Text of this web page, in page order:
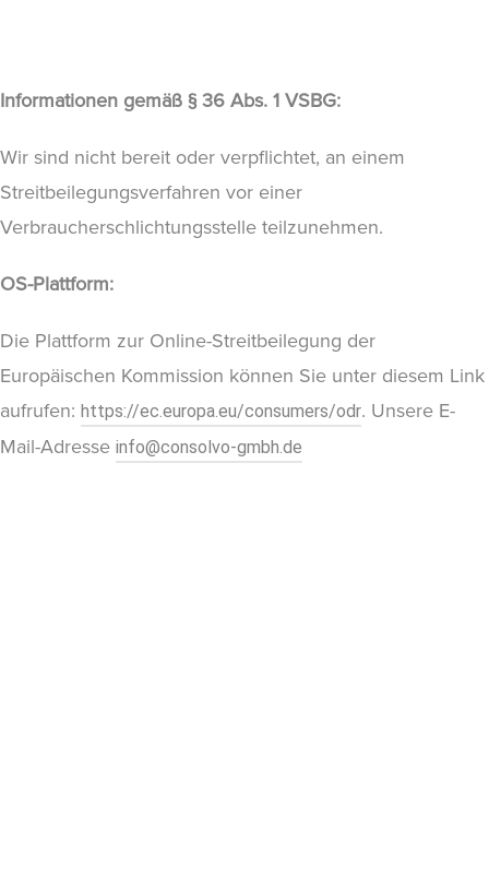
Informationen gemäß § 36 Abs. 1 VSBG:
Wir sind nicht bereit oder verpflichtet, an einem
Streitbeilegungsverfahren vor einer
Verbraucherschlichtungsstelle teilzunehmen.
OS-Plattform:
Die Plattform zur Online-Streitbeilegung der
Europäischen Kommission können Sie unter diesem Link
aufrufen: https://ec.europa.eu/consumers/odr. Unsere E-
Mail-Adresse info@consolvo-gmbh.de